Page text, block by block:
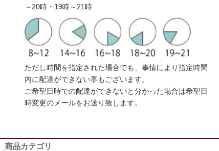
～20時・19時～21時
ただし時間を指定された場合でも、事情により指定時間
内に配達ができない事もございます。
ご希望日時での配達ができないと分かった場合は希望日
時変更のメールをお送り致します。
商品カテゴリ